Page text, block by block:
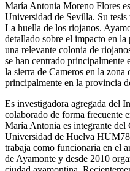
María Antonia Moreno Flores
Universidad de Sevilla. Su
La huella de los riojanos.
detallado sobre el impacto en
una relevante colonia de
se han centrado principalmente
la sierra de Cameros en la
principalmente en la provincia
Es investigadora agregada del
colaborado de forma frecuente
María Antonia es integrante del
Universidad de Huelva
trabaja como funcionaria en el
de Ayamonte y desde 2010